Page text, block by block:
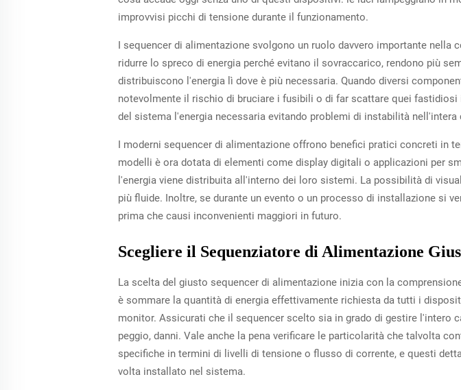
improvvisi picchi di tensione durante il funzionamento.
I sequencer di alimentazione svolgono un ruolo davvero importante
ridurre lo spreco di energia perché evitano il sovraccarico, rendono più
distribuiscono l'energia lì dove è più necessaria. Quando diversi
notevolmente il rischio di bruciare i fusibili o di far scattare quei
del sistema l'energia necessaria evitando problemi di instabilità nell'intera
I moderni sequencer di alimentazione offrono benefici pratici concreti in
modelli è ora dotata di elementi come display digitali o applicazioni per
l'energia viene distribuita all'interno dei loro sistemi. La possibilità di
più fluide. Inoltre, se durante un evento o un processo di installazione si
prima che causi inconvenienti maggiori in futuro.
Scegliere il Sequenziatore di Alimentazione
La scelta del giusto sequencer di alimentazione inizia con la
è sommare la quantità di energia effettivamente richiesta da tutti i
monitor. Assicurati che il sequencer scelto sia in grado di gestire
peggio, danni. Vale anche la pena verificare le particolarità che talvolta
specifiche in termini di livelli di tensione o flusso di corrente, e questi
volta installato nel sistema.